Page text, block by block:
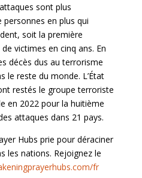
sont plus
en plus qui
soit la première
victimes en cinq ans. En
décès dus au terrorisme
le reste du monde. L’État
restés le groupe terroriste
en 2022 pour la huitième
attaques dans 21 pays.
Hubs prie pour déraciner
les nations. Rejoignez le
fr